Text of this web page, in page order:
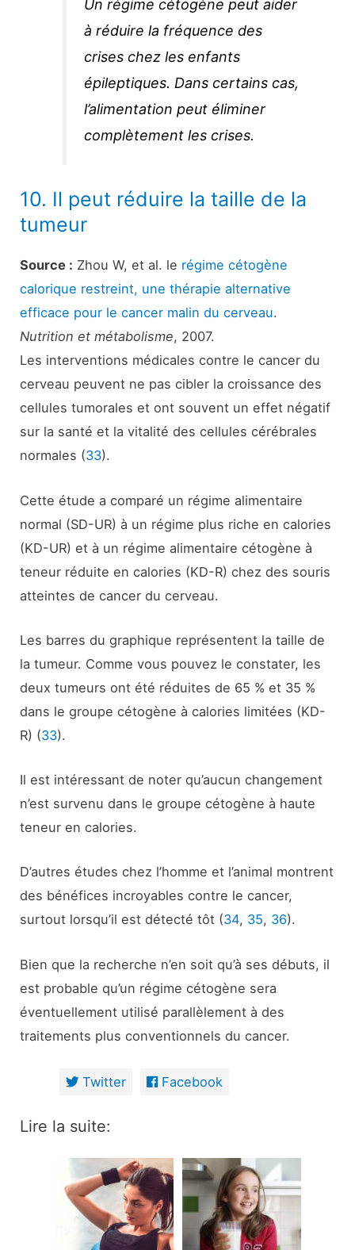
Un régime cétogène peut aider
à réduire la fréquence des
crises chez les enfants
épileptiques. Dans certains cas,
l’alimentation peut éliminer
complètement les crises.
10. Il peut réduire la taille de la
tumeur
Source : Zhou W, et al. le régime cétogène
calorique restreint, une thérapie alternative
efficace pour le cancer malin du cerveau.
Nutrition et métabolisme, 2007.
Les interventions médicales contre le cancer du
cerveau peuvent ne pas cibler la croissance des
cellules tumorales et ont souvent un effet négatif
sur la santé et la vitalité des cellules cérébrales
normales (33).
Cette étude a comparé un régime alimentaire
normal (SD-UR) à un régime plus riche en calories
(KD-UR) et à un régime alimentaire cétogène à
teneur réduite en calories (KD-R) chez des souris
atteintes de cancer du cerveau.
Les barres du graphique représentent la taille de
la tumeur. Comme vous pouvez le constater, les
deux tumeurs ont été réduites de 65 % et 35 %
dans le groupe cétogène à calories limitées (KD-
R) (33).
Il est intéressant de noter qu’aucun changement
n’est survenu dans le groupe cétogène à haute
teneur en calories.
D’autres études chez l’homme et l’animal montrent
des bénéfices incroyables contre le cancer,
surtout lorsqu’il est détecté tôt (34, 35, 36).
Bien que la recherche n’en soit qu’à ses débuts, il
est probable qu’un régime cétogène sera
éventuellement utilisé parallèlement à des
traitements plus conventionnels du cancer.
Twitter Facebook
Lire la suite: